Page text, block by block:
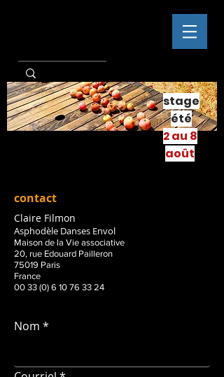
stage
été
2 au 8
août
contact
Claire Filmon
Asphodèle Danses Envol
Maison de la Vie associative
20, rue Edouard Pailleron
75019 Paris
France
00 33 (0) 6 10 76 33 24
Nom